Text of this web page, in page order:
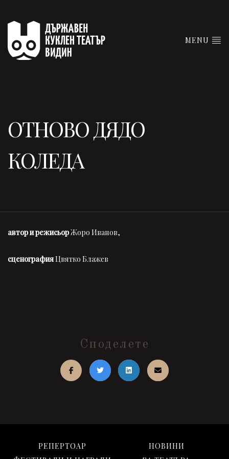
MENU
ОТНОВО ДЯДО
КОЛЕДА
автор и режисьорЖоро Иванов,
сценографияЦвятко Блажев
Споделете
РЕПЕРТОАР
НОВИНИ